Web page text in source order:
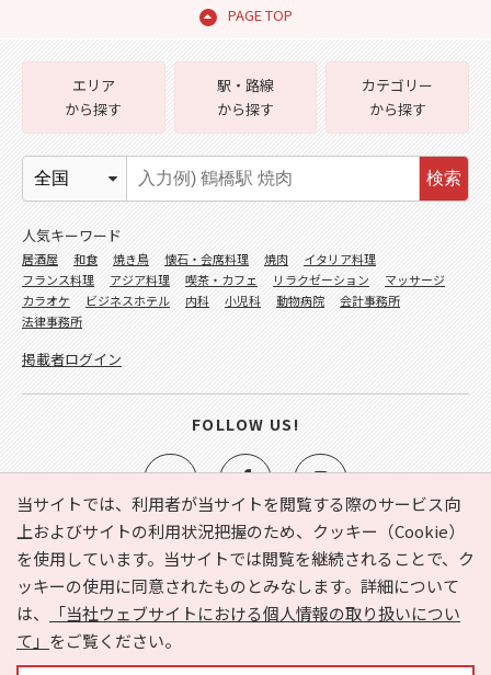
PAGE TOP
当サイトでは、利用者が当サイトを閲覧する際のサービス向
上およびサイトの利用状況把握のため、クッキー（Cookie）
を使用しています。当サイトでは閲覧を継続されることで、ク
ッキーの使用に同意されたものとみなします。詳細について
は、
「当社ウェブサイトにおける個人情報の取り扱いについ
て」 をご覧ください。
e-NAVITA（イーナビタ）とは？ お気に入り
ヘルプ
利用規約
個人情報の取り扱いについて
運営会社
サイトマップ
広告掲載に関するお問い合わせ
エリア
から探す
駅・路線
から探す
カテゴリー
から探す
検索
人気キーワード
居酒屋 和食 焼き鳥 懐石・会席料理 焼肉
イタリア料理
フランス料理
アジア料理 喫茶・カフェ リラクゼーション
マッサージ
カラオケ
ビジネスホテル 内科 小児科 動物病院
会計事務所
法律事務所
掲載者ログイン
FOLLOW US!